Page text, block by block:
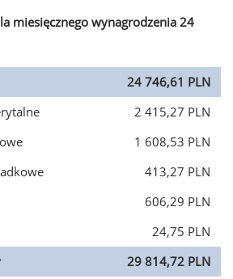
miesięcznego wynagrodzenia 24
24 746,61 PLN
2 415,27 PLN
1 608,53 PLN
413,27 PLN
606,29 PLN
24,75 PLN
29 814,72 PLN